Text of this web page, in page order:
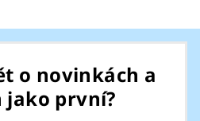
o novinkách a
jako první?